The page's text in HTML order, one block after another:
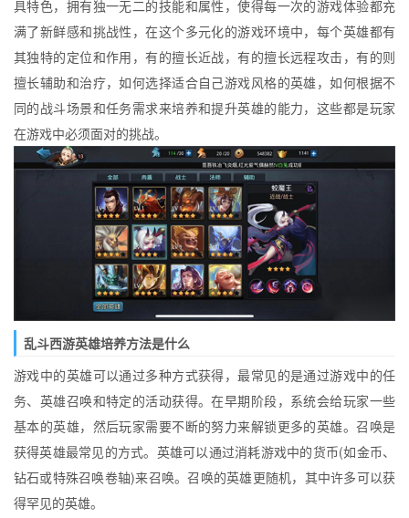
具特色，拥有独一无二的技能和属性，使得每一次的游戏体验都充
满了新鲜感和挑战性，在这个多元化的游戏环境中，每个英雄都有
其独特的定位和作用，有的擅长近战，有的擅长远程攻击，有的则
擅长辅助和治疗，如何选择适合自己游戏风格的英雄，如何根据不
同的战斗场景和任务需求来培养和提升英雄的能力，这些都是玩家
在游戏中必须面对的挑战。
乱斗西游英雄培养方法是什么
游戏中的英雄可以通过多种方式获得，最常见的是通过游戏中的任
务、英雄召唤和特定的活动获得。在早期阶段，系统会给玩家一些
基本的英雄，然后玩家需要不断的努力来解锁更多的英雄。召唤是
获得英雄最常见的方式。英雄可以通过消耗游戏中的货币(如金币、
钻石或特殊召唤卷轴)来召唤。召唤的英雄更随机，其中许多可以获
得罕见的英雄。